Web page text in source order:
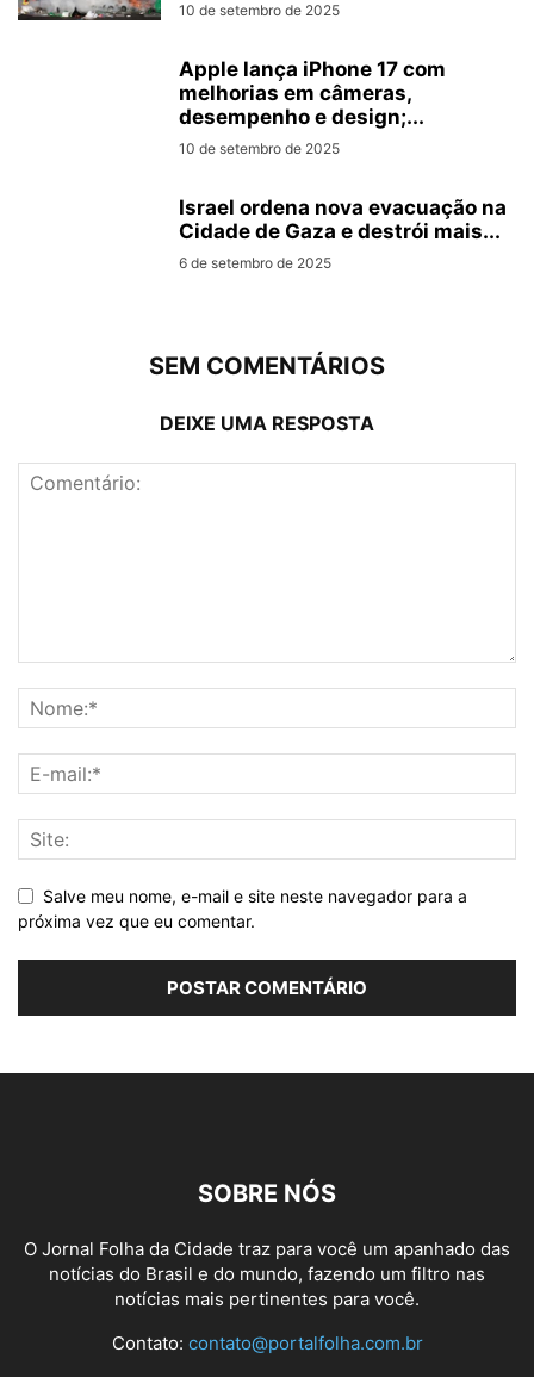
10 de setembro de 2025
Apple lança iPhone 17 com
melhorias em câmeras,
desempenho e design;...
10 de setembro de 2025
Israel ordena nova evacuação na
Cidade de Gaza e destrói mais...
6 de setembro de 2025
SEM COMENTÁRIOS
DEIXE UMA RESPOSTA
Salve meu nome, e-mail e site neste navegador para a
próxima vez que eu comentar.
SOBRE NÓS
O Jornal Folha da Cidade traz para você um apanhado das
notícias do Brasil e do mundo, fazendo um filtro nas
notícias mais pertinentes para você.
Contato: contato@portalfolha.com.br